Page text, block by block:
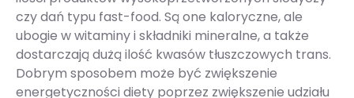
czy dań typu fast-food. Są one kaloryczne, ale
ubogie w witaminy i składniki mineralne, a także
dostarczają dużą ilość kwasów tłuszczowych trans.
Dobrym sposobem może być zwiększenie
energetyczności diety poprzez zwiększenie udziału